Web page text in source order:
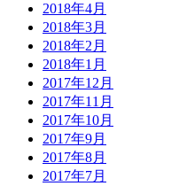
2018年4月
2018年3月
2018年2月
2018年1月
2017年12月
2017年11月
2017年10月
2017年9月
2017年8月
2017年7月